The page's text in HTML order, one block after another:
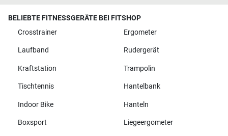
BELIEBTE FITNESSGERÄTE BEI FITSHOP
Crosstrainer
Ergometer
Laufband Rudergerät
Kraftstation Trampolin
Tischtennis Hantelbank
Indoor Bike Hanteln
Boxsport Liegeergometer